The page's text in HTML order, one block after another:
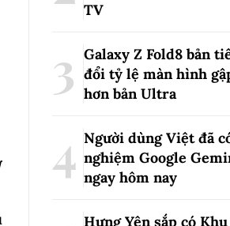
TV
Galaxy Z Fold8 bản
đổi tỷ lệ màn hình
hơn bản Ultra
Người dùng Việt đã
nghiệm Google
ngay hôm nay
Hưng Yên sắp có